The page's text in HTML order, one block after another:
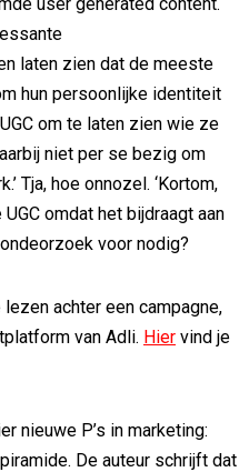
laten zien dat de meeste
hun persoonlijke identiteit
om te laten zien wie ze
niet per se bezig om
Tja, hoe onnozel. ‘Kortom,
omdat het bijdraagt aan
voor nodig?
achter een campagne,
van Adli. Hier vind je
nieuwe P’s in marketing:
De auteur schrijft dat